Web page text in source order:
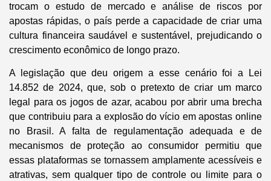
trocam o estudo de mercado e análise de riscos por
apostas rápidas, o país perde a capacidade de criar uma
cultura financeira saudável e sustentável, prejudicando o
crescimento econômico de longo prazo.
A legislação que deu origem a esse cenário foi a Lei
14.852 de 2024, que, sob o pretexto de criar um marco
legal para os jogos de azar, acabou por abrir uma brecha
que contribuiu para a explosão do vício em apostas online
no Brasil. A falta de regulamentação adequada e de
mecanismos de proteção ao consumidor permitiu que
essas plataformas se tornassem amplamente acessíveis e
atrativas, sem qualquer tipo de controle ou limite para o